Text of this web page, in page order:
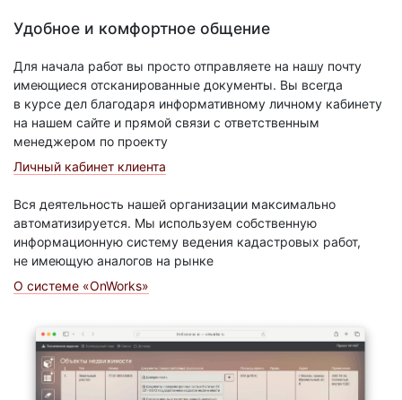
Удобное и комфортное общение
Для начала работ вы просто отправляете на нашу почту
имеющиеся отсканированные документы. Вы всегда
в курсе дел благодаря информативному личному кабинету
на нашем сайте и прямой связи с ответственным
менеджером по проекту
Личный кабинет клиента
Вся деятельность нашей организации максимально
автоматизируется. Мы используем собственную
информационную систему ведения кадастровых работ,
не имеющую аналогов на рынке
О системе «OnWorks»